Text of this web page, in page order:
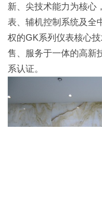
新、尖技术能力为核心
表、辅机控制系统及全
权的GK系列仪表核心
售、服务于一体的高新
系认证。